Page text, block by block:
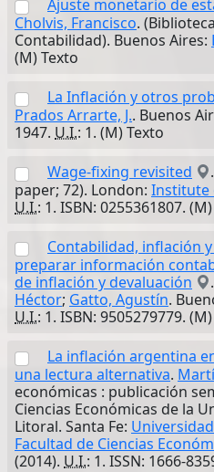
Ajuste monetario de
Cholvis, Francisco.
Contabilidad). Buenos Aires:
(M) Texto
La Inflación y otros
Prados Arrarte, J.. Buenos
1947. U.I.: 1. (M) Texto
Wage-fixing revisited
.
paper; 72). London: Institute
U.I.: 1. ISBN: 0255361807.
Contabilidad, inflación
preparar información
de inflación y devaluación
.
Héctor; Gatto, Agustín.
U.I.: 1. ISBN: 9505279779.
La inflación argentina
una lectura alternativa.
económicas : publicación
Ciencias Económicas de la
Litoral. Santa Fe:
Facultad de Ciencias
(2014). U.I.: 1. ISSN: 1666-